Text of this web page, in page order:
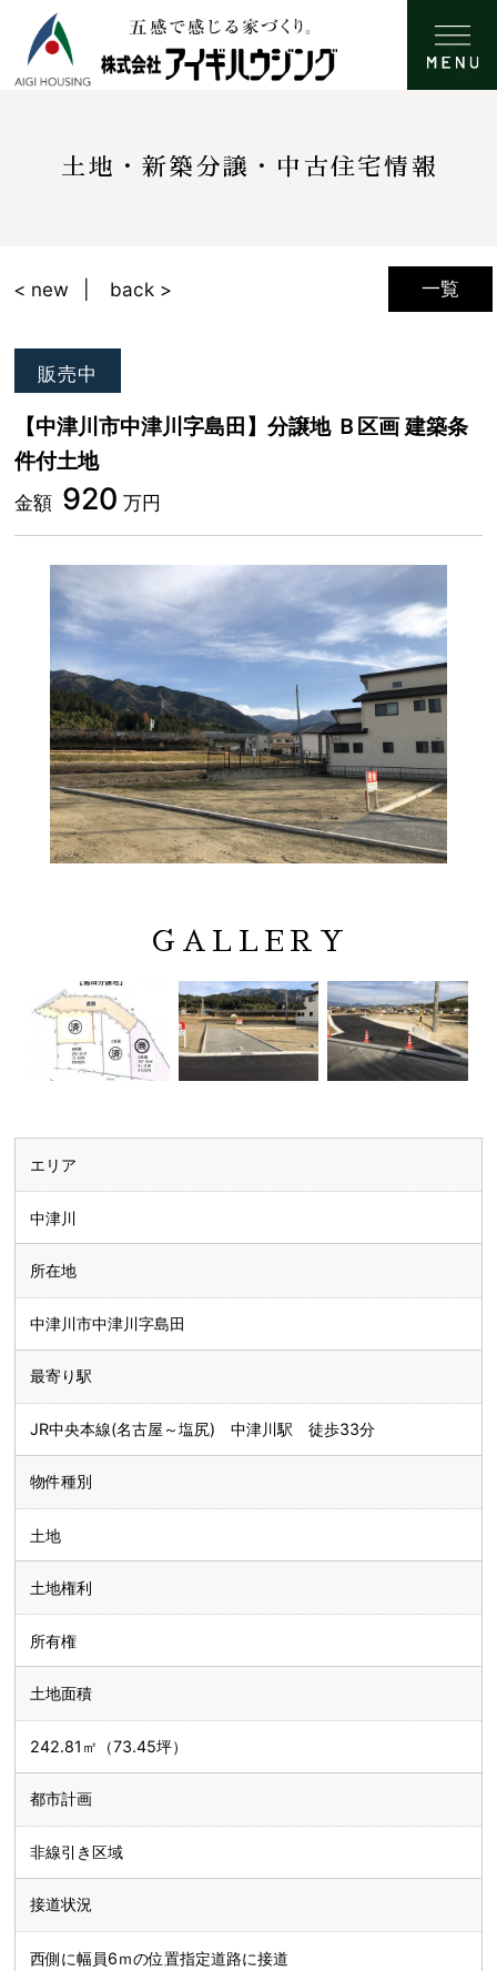
土地・新築分譲・中古住宅情報
一覧
< new back >
【中津川市中津川字島田】分譲地 Ｂ区画 建築条
件付土地
金額 920 万円
販売中
GALLERY
エリア
中津川
所在地
中津川市中津川字島田
最寄り駅
JR中央本線(名古屋～塩尻) 中津川駅 徒歩33分
物件種別
土地
土地権利
所有権
土地面積
242.81㎡（73.45坪）
都市計画
非線引き区域
接道状況
西側に幅員6ｍの位置指定道路に接道